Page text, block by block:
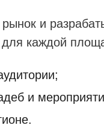
и
каждой
и